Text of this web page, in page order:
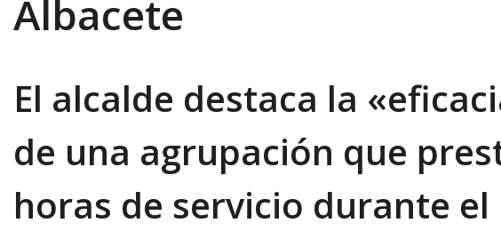
Albacete
El alcalde destaca la
de una agrupación que
horas de servicio durante